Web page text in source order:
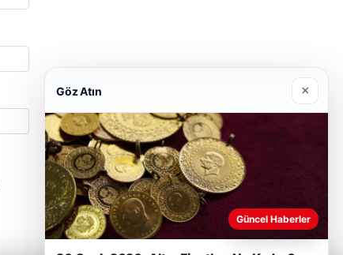
Göz Atın ×
Güncel Haberler